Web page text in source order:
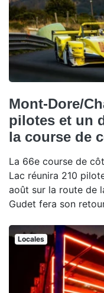
Mont-Dore/
pilotes et un
la course de
La 66e course de
Lac réunira 210
août sur la route de
Gudet fera son
Locales